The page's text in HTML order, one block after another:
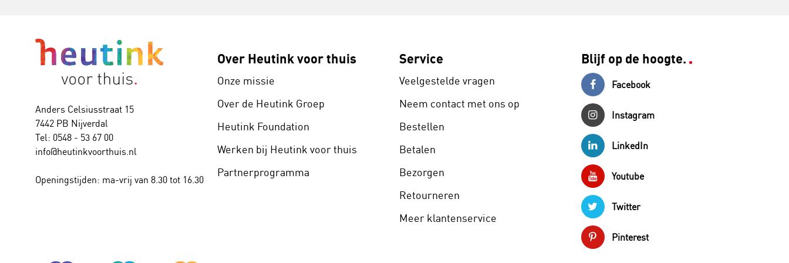
Anders Celsiusstraat 15
7442 PB Nijverdal
Tel: 0548 - 53 67 00
info@heutinkvoorthuis.nl
Openingstijden: ma-vrij van 8.30 tot 16.30
Over Heutink voor thuis
Onze missie
Over de Heutink Groep
Heutink Foundation
Werken bij Heutink voor thuis
Partnerprogramma
Service
Veelgestelde vragen
Neem contact met ons op
Bestellen
Betalen
Bezorgen
Retourneren
Meer klantenservice
Blijf op de hoogte.
Facebook
Instagram
LinkedIn
Youtube
Twitter
Pinterest